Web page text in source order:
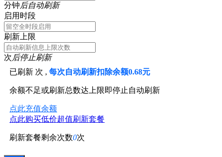
分钟后自动刷新
启用时段
刷新上限
次后停止刷新
已刷新 次 ,每次自动刷新扣除余额0.68元
余额不足或刷新总数达上限即停止自动刷新
点此充值余额
点此购买低价超值刷新套餐
刷新套餐剩余次数0次